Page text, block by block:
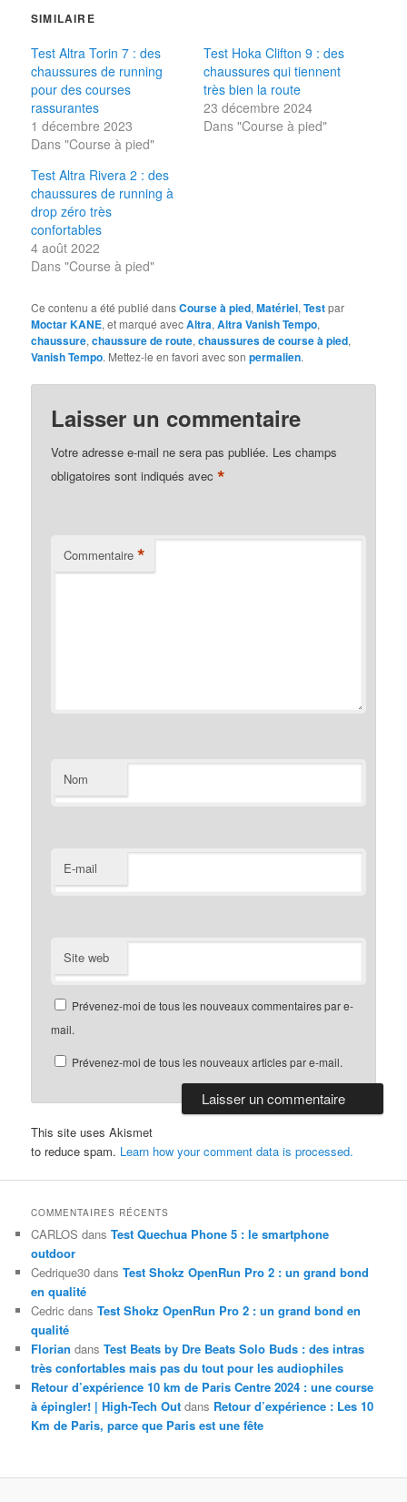
SIMILAIRE
Test Altra Torin 7 : des
chaussures de running
pour des courses
rassurantes
1 décembre 2023
Dans "Course à pied"
Test Hoka Clifton 9 : des
chaussures qui tiennent
très bien la route
23 décembre 2024
Dans "Course à pied"
Test Altra Rivera 2 : des
chaussures de running à
drop zéro très
confortables
4 août 2022
Dans "Course à pied"
Ce contenu a été publié dansCourse à pied,Matériel,Testpar
Moctar KANE, et marqué avecAltra,Altra Vanish Tempo,
chaussure,chaussure de route,chaussures de course à pied,
Vanish Tempo. Mettez-le en favori avec sonpermalien.
Laisser un commentaire
Votre adresse e-mail ne sera pas publiée. Les champs
obligatoires sont indiqués avec*
Commentaire *
Nom
E-mail
Site web
Prévenez-moi de tous les nouveaux commentaires par e-
mail.
Prévenez-moi de tous les nouveaux articles par e-mail.
This site uses Akismet
to reduce spam. Learn how your comment data is processed.
COMMENTAIRES RÉCENTS
CARLOS dansTest Quechua Phone 5 : le smartphone
outdoor
Cedrique30 dansTest Shokz OpenRun Pro 2 : un grand bond
en qualité
Cedric dansTest Shokz OpenRun Pro 2 : un grand bond en
qualité
Florian dansTest Beats by Dre Beats Solo Buds : des intras
très confortables mais pas du tout pour les audiophiles
Retour d’expérience 10 km de Paris Centre 2024 : une course
à épingler! | High-Tech Out dans Retour d’expérience : Les 10
Km de Paris, parce que Paris est une fête